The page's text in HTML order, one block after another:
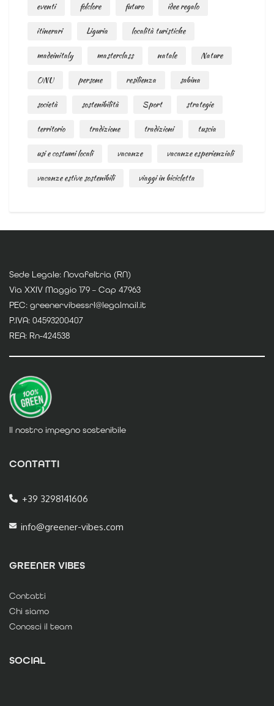
eventi folclore futuro idee regalo
itinerari Liguria località turistiche
madeinitaly masterclass natale Nature
ONU persone resilienza sabina
società sostenibilità Sport strategie
territorio tradizione tradizioni tuscia
usi e costumi locali vacanze vacanze esperienziali
vacanze estive sostenibili viaggi in bicicletta
Sede Legale: Novafeltria (RN)
Via XXIV Maggio 179 – Cap 47963
PEC: greenervibessrl@legalmail.it
P.IVA: 04593200407
REA: Rn-424538
Il nostro impegno sostenibile
CONTATTI
+39 3298141606
info@greener-vibes.com
GREENER VIBES
Contatti
Chi siamo
Conosci il team
SOCIAL